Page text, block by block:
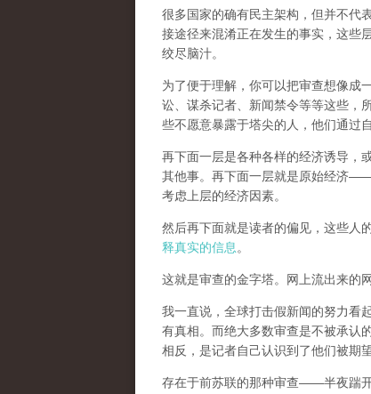
很多国家的确有民主架构，但并不代
接途径来混淆正在发生的事实，这些
绞尽脑汁。
为了便于理解，你可以把审查想像成
讼、谋杀记者、新闻禁令等等这些，
些不愿意暴露于塔尖的人，他们通过
再下面一层是各种各样的经济诱导，
其他事。再下面一层就是原始经济
考虑上层的经济因素。
然后再下面就是读者的偏见，这些人
释真实的信息 。
这就是审查的金字塔。网上流出来的
我一直说，全球打击假新闻的努力看
有真相。而绝大多数审查是不被承认
相反，是记者自己认识到了他们被期
存在于前苏联的那种审查——半夜踹